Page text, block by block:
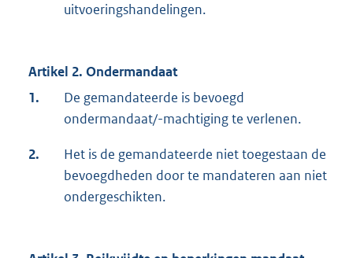
uitvoeringshandelingen.
Artikel 2. Ondermandaat
1.
De gemandateerde is bevoegd
ondermandaat/-machtiging te verlenen.
2.
Het is de gemandateerde niet toegestaan de
bevoegdheden door te mandateren aan niet
ondergeschikten.